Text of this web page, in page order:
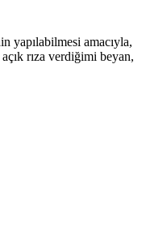
yapılabilmesi amacıyla,
rıza verdiğimi beyan,